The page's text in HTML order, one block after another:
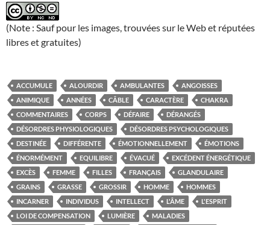
(Note : Sauf pour les images, trouvées sur le Web et réputées
libres et gratuites)
ACCUMULE ALOURDIR AMBULANTES
ANGOISSES
ANIMIQUE
ANNÉES CÂBLE CARACTÈRE
CHAKRA
COMMENTAIRES
CORPS DÉFAIRE
DÉRANGÉS
DÉSORDRES PHYSIOLOGIQUES
DÉSORDRES PSYCHOLOGIQUES
DESTINÉE
DIFFÉRENTE ÉMOTIONNELLEMENT
ÉMOTIONS
ÉNORMÉMENT
EQUILIBRE ÉVACUÉ
EXCÉDENT ÉNERGÉTIQUE
EXCÈS
FEMME FILLES FRANÇAIS
GLANDULAIRE
GRAINS
GRASSE GROSSIR HOMME
HOMMES
INCARNER
INDIVIDUS INTELLECT L'ÂME
L'ESPRIT
LOI DE COMPENSATION
LUMIÈRE
MALADIES